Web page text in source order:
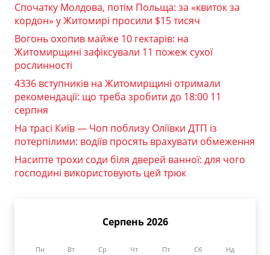
Спочатку Молдова, потім Польща: за «квиток за
кордон» у Житомирі просили $15 тисяч
Вогонь охопив майже 10 гектарів: на
Житомирщині зафіксували 11 пожеж сухої
рослинності
4336 вступників на Житомирщині отримали
рекомендації: що треба зробити до 18:00 11
серпня
На трасі Київ — Чоп поблизу Оліївки ДТП із
потерпілими: водіїв просять врахувати обмеження
Насипте трохи соди біля дверей ванної: для чого
господині використовують цей трюк
Серпень 2026
Пн Вт Ср Чт Пт Сб Нд